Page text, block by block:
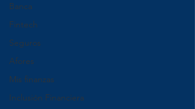
Banca
Fintech
Seguros
Afores
Mis finanzas
Inclusión Financiera